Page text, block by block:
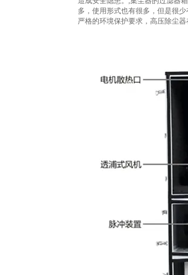
多，使用形式也有很多，但是很
严格的环境保护要求，高压除尘